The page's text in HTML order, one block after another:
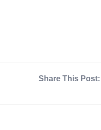
Share This Post: